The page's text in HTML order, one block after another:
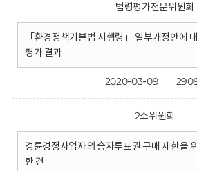
법령평가전문위원회
「환경정책기본법 시행령」 일부개정안에
평가 결과
2020-03-09
2소위원회
경륜경정사업자의 승자투표권 구매 제한을
한 건